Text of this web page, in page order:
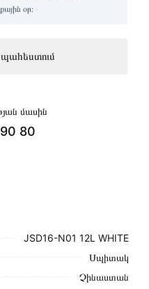
JSD16-N01 12L WHITE
Սպիտակ
Չինաստան
օր։
մասին
80